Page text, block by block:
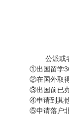
公派或
①出国留学
②在国外取
③出国前已
④申请到其
⑤申请落户